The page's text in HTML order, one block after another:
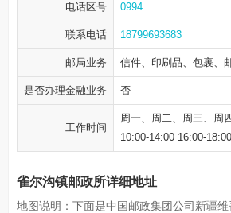
电话区号 0994
联系电话 18799693683
邮局业务 信件、印刷品、包裹、
是否办理金融业务 否
工作时间
周一、周二、周三、周
10:00-14:00 16:00-18:00
雀尔沟镇邮政所详细地址
地图说明：下面是中国邮政集团公司新疆